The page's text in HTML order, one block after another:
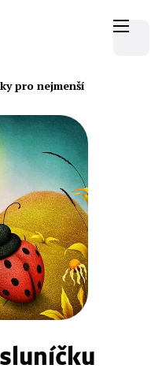
pro nejmenší